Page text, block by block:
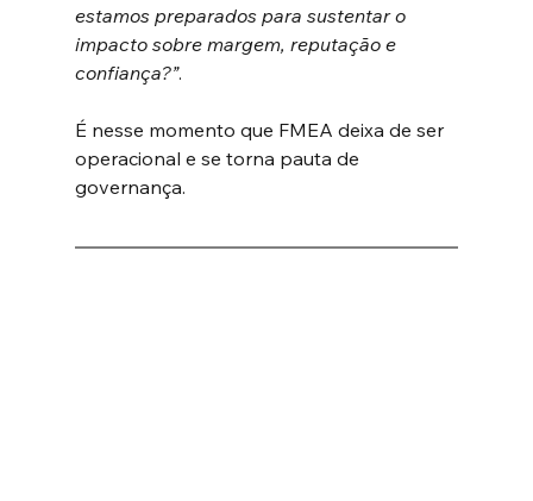
estamos preparados para sustentar o
impacto sobre margem, reputação e
confiança?”.
É nesse momento que FMEA deixa de ser
operacional e se torna pauta de
governança.